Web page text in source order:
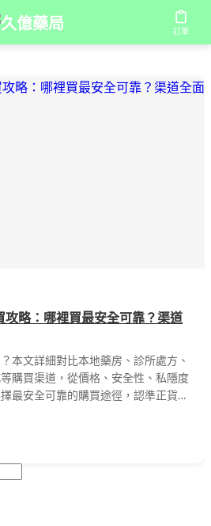
訂單
攻略：哪裡買最安全可靠？渠道
本文詳細對比本地藥房、診所處方、
購買渠道，從價格、安全性、私隱度
最安全可靠的購買途徑，認準正貨保